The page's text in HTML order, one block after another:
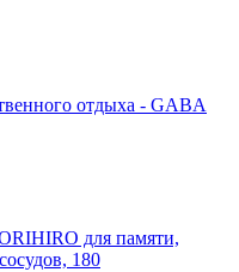
отдыха - GABA
для памяти,
180